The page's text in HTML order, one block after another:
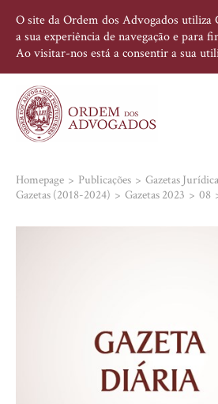
O site da Ordem dos Advogados utiliza
a sua experiência de navegação e para
Ao visitar-nos está a consentir a sua
Homepage Publicações
Gazetas
Gazetas (2018-2024)
Gazetas 2023 08